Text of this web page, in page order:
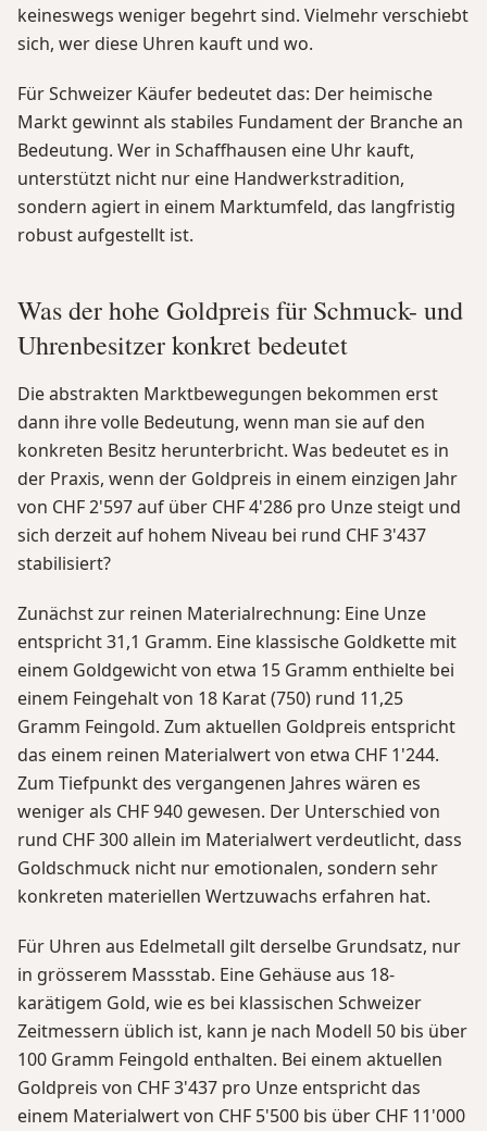
keineswegs weniger begehrt sind. Vielmehr verschiebt
sich, wer diese Uhren kauft und wo.
Für Schweizer Käufer bedeutet das: Der heimische
Markt gewinnt als stabiles Fundament der Branche an
Bedeutung. Wer in Schaffhausen eine Uhr kauft,
unterstützt nicht nur eine Handwerkstradition,
sondern agiert in einem Marktumfeld, das langfristig
robust aufgestellt ist.
Was der hohe Goldpreis für Schmuck- und
Uhrenbesitzer konkret bedeutet
Die abstrakten Marktbewegungen bekommen erst
dann ihre volle Bedeutung, wenn man sie auf den
konkreten Besitz herunterbricht. Was bedeutet es in
der Praxis, wenn der Goldpreis in einem einzigen Jahr
von CHF 2'597 auf über CHF 4'286 pro Unze steigt und
sich derzeit auf hohem Niveau bei rund CHF 3'437
stabilisiert?
Zunächst zur reinen Materialrechnung: Eine Unze
entspricht 31,1 Gramm. Eine klassische Goldkette mit
einem Goldgewicht von etwa 15 Gramm enthielte bei
einem Feingehalt von 18 Karat (750) rund 11,25
Gramm Feingold. Zum aktuellen Goldpreis entspricht
das einem reinen Materialwert von etwa CHF 1'244.
Zum Tiefpunkt des vergangenen Jahres wären es
weniger als CHF 940 gewesen. Der Unterschied von
rund CHF 300 allein im Materialwert verdeutlicht, dass
Goldschmuck nicht nur emotionalen, sondern sehr
konkreten materiellen Wertzuwachs erfahren hat.
Für Uhren aus Edelmetall gilt derselbe Grundsatz, nur
in grösserem Massstab. Eine Gehäuse aus 18-
karätigem Gold, wie es bei klassischen Schweizer
Zeitmessern üblich ist, kann je nach Modell 50 bis über
100 Gramm Feingold enthalten. Bei einem aktuellen
Goldpreis von CHF 3'437 pro Unze entspricht das
einem Materialwert von CHF 5'500 bis über CHF 11'000